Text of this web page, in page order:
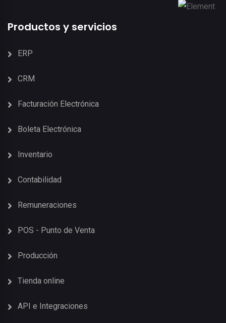
Productos y servicios
ERP
CRM
Facturación Electrónica
Boleta Electrónica
Inventario
Contabilidad
Remuneraciones
POS - Punto de Venta
Producción
Tienda online
API e Integraciones